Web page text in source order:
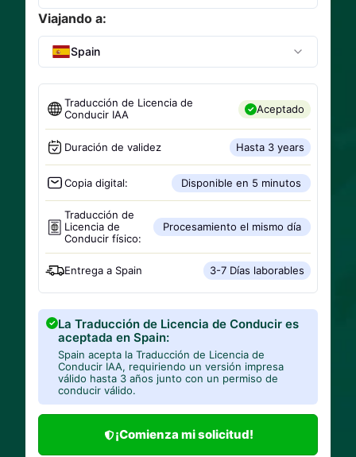
Viajando a:
Spain
Traducción de Licencia de
Conducir IAA
Aceptado
Duración de validez Hasta 3 years
Copia digital: Disponible en 5 minutos
Traducción de
Licencia de
Conducir físico:
Procesamiento el mismo día
Entrega a Spain 3-7 Días laborables
La Traducción de Licencia de Conducir es
aceptada en Spain:
Spain acepta la Traducción de Licencia de
Conducir IAA, requiriendo un versión impresa
válido hasta 3 años junto con un permiso de
conducir válido.
¡Comienza mi solicitud!